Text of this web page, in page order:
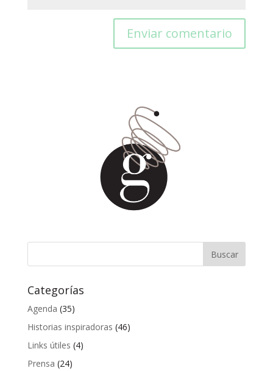
Categorías
Agenda (35)
Historias inspiradoras (46)
Links útiles (4)
Prensa (24)